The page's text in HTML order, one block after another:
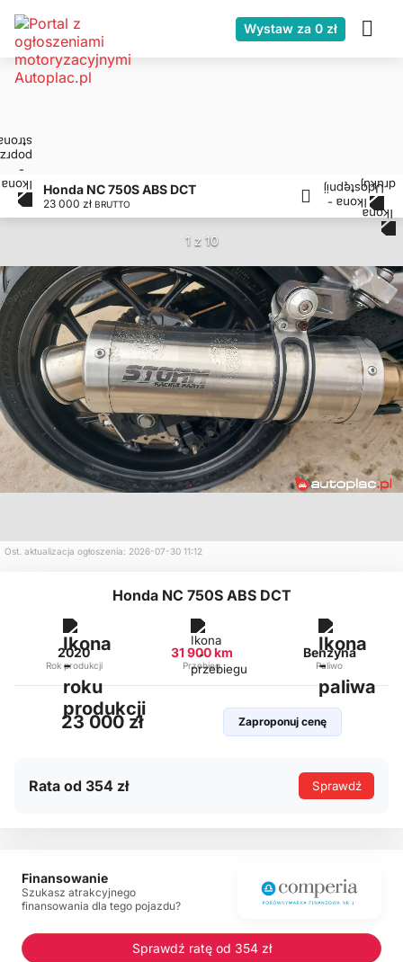
Wystaw za 0 zł
Honda NC 750S ABS DCT
23 000 zł BRUTTO
1 z 10
Ost. aktualizacja ogłoszenia: 2026-07-30 11:12
Honda NC 750S ABS DCT
2020
Rok produkcji
31 900 km
Przebieg
Benzyna
Paliwo
23 000 zł Zaproponuj cenę
Rata od 354 zł Sprawdź
Finansowanie
Szukasz atrakcyjnego
finansowania dla tego pojazdu?
Sprawdź ratę od 354 zł